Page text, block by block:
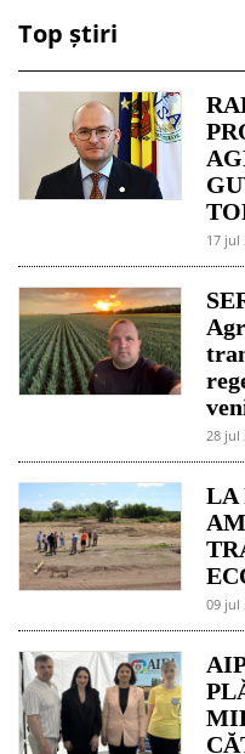
Top știri
17 jul
28 jul
LA
09 jul